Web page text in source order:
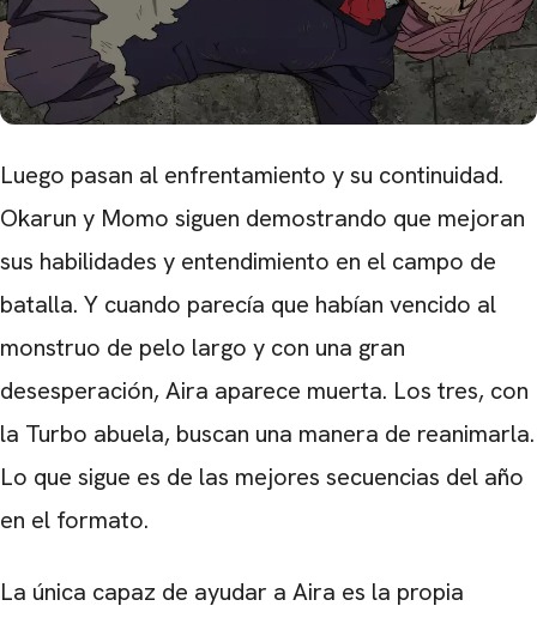
Luego pasan al enfrentamiento y su continuidad.
Okarun y Momo siguen demostrando que mejoran
sus habilidades y entendimiento en el campo de
batalla. Y cuando parecía que habían vencido al
monstruo de pelo largo y con una gran
desesperación, Aira aparece muerta. Los tres, con
la Turbo abuela, buscan una manera de reanimarla.
Lo que sigue es de las mejores secuencias del año
en el formato.
La única capaz de ayudar a Aira es la propia